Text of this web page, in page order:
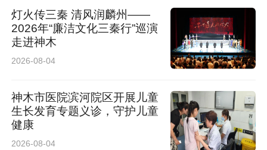
灯火传三秦 清风润麟州——
2026年“廉洁文化三秦行”巡演
走进神木
2026-08-04
神木市医院滨河院区开展儿童
生长发育专题义诊，守护儿童
健康
2026-08-04